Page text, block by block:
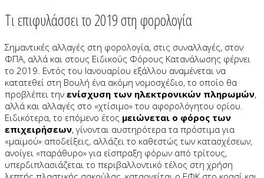
Τι επιφυλάσσει το 2019 στη φορολογία
Σημαντικές αλλαγές στη φορολογία, στις συναλλαγές, στον
ΦΠΑ, αλλά και στους Ειδικούς Φόρους Κατανάλωσης φέρνει
το 2019. Εντός του Ιανουαρίου εξάλλου αναμένεται να
κατατεθεί στη Βουλή ένα ακόμη νομοσχέδιο, το οποίο θα
προβλέπει την ενίσχυση των ηλεκτρονικών πληρωμών,
αλλά και αλλαγές στο «χτίσιμο» του αφορολόγητου ορίου.
Ειδικότερα, το επόμενο έτος μειώνεται ο φόρος των
επιχειρήσεων, γίνονται αυστηρότερα τα πρόστιμα για
«μαϊμού» αποδείξεις, αλλάζει το καθεστώς των κατασχέσεων,
ανοίγει «παράθυρο» για είσπραξη φόρων από τρίτους,
υπερδιπλασιάζεται το περιβαλλοντικό τέλος στη χρήση